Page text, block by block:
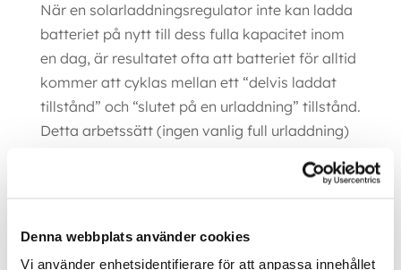
Denna webbplats använder cookies
Vi använder enhetsidentifierare för att anpassa innehållet
När en solarladdningsregulator inte kan ladda
batteriet på nytt till dess fulla kapacitet inom
en dag, är resultatet ofta att batteriet för alltid
kommer att cyklas mellan ett “delvis laddat
tillstånd” och “slutet på en urladdning” tillstånd.
Detta arbetssätt (ingen vanlig full urladdning)
övervaka laddningstillståndet hos batteriet,
och vid behov, dag efter dag lätt öka